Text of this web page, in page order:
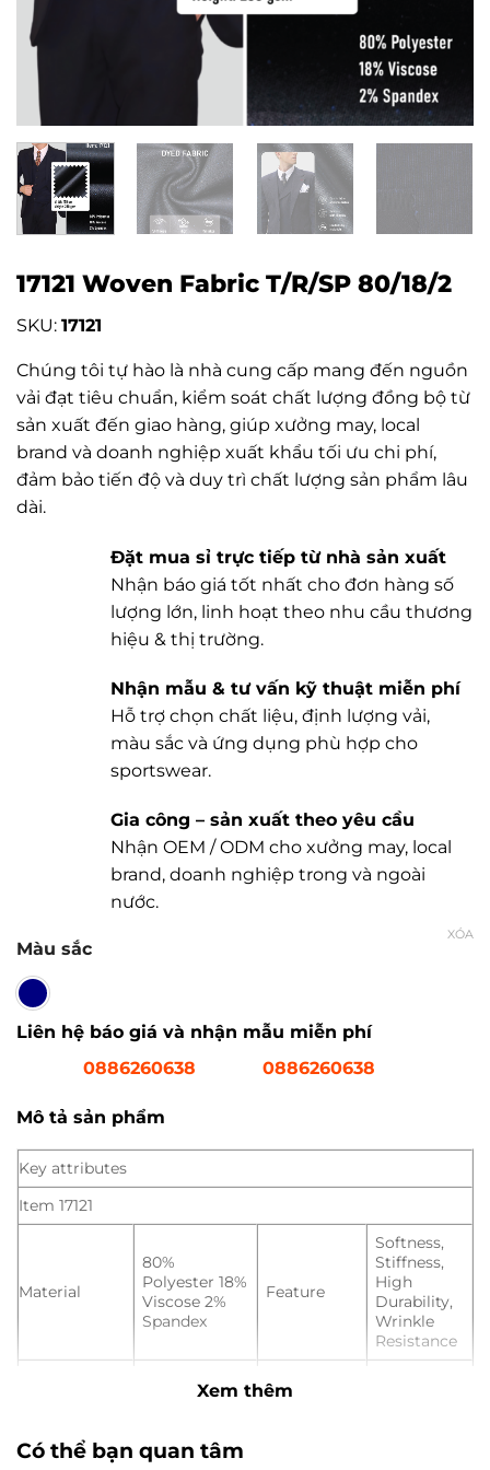
17121 Woven Fabric T/R/SP 80/18/2
SKU: 17121
Chúng tôi tự hào là nhà cung cấp mang đến nguồn
vải đạt tiêu chuẩn, kiểm soát chất lượng đồng bộ từ
sản xuất đến giao hàng, giúp xưởng may, local
brand và doanh nghiệp xuất khẩu tối ưu chi phí,
đảm bảo tiến độ và duy trì chất lượng sản phẩm lâu
dài.
Đặt mua sỉ trực tiếp từ nhà sản xuất
Nhận báo giá tốt nhất cho đơn hàng số
lượng lớn, linh hoạt theo nhu cầu thương
hiệu & thị trường.
Nhận mẫu & tư vấn kỹ thuật miễn phí
Hỗ trợ chọn chất liệu, định lượng vải,
màu sắc và ứng dụng phù hợp cho
sportswear.
Gia công – sản xuất theo yêu cầu
Nhận OEM / ODM cho xưởng may, local
brand, doanh nghiệp trong và ngoài
nước.
Màu sắc
XÓA
Liên hệ báo giá và nhận mẫu miễn phí
0886260638
0886260638
Mô tả sản phẩm
Key attributes
Item 17121
Material
80%
Polyester 18%
Viscose 2%
Spandex
Feature
Softness,
Stiffness,
High
Durability,
Wrinkle
Resistance
Xem thêm
Có thể bạn quan tâm